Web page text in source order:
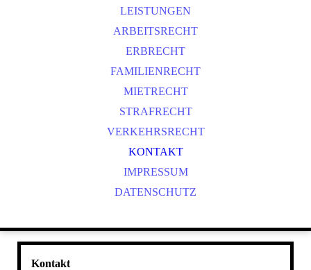
LEISTUNGEN
ARBEITSRECHT
ERBRECHT
FAMILIENRECHT
MIETRECHT
STRAFRECHT
VERKEHRSRECHT
KONTAKT
IMPRESSUM
DATENSCHUTZ
Kontakt